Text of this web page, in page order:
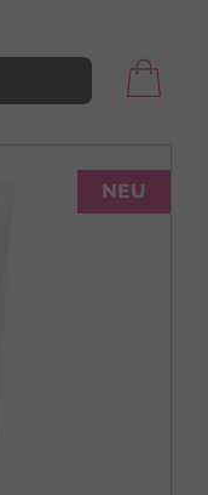
mit marinen
NEU